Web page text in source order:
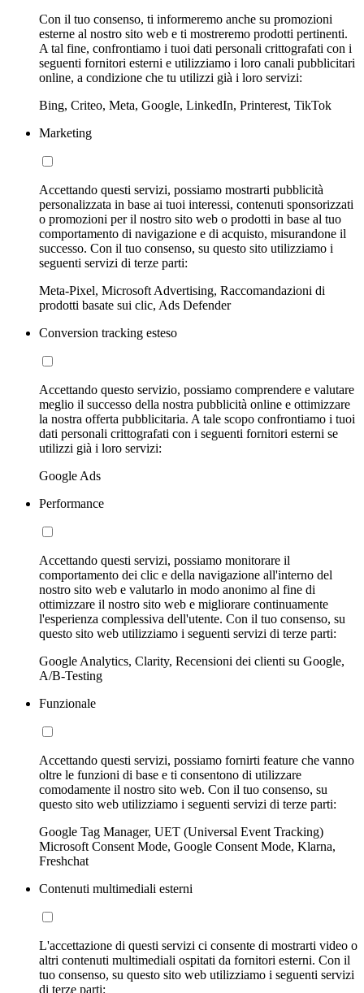
Con il tuo consenso, ti informeremo anche su promozioni
esterne al nostro sito web e ti mostreremo prodotti pertinenti.
A tal fine, confrontiamo i tuoi dati personali crittografati con i
seguenti fornitori esterni e utilizziamo i loro canali pubblicitari
online, a condizione che tu utilizzi già i loro servizi:
Bing, Criteo, Meta, Google, LinkedIn, Printerest, TikTok
Marketing
Accettando questi servizi, possiamo mostrarti pubblicità
personalizzata in base ai tuoi interessi, contenuti sponsorizzati
o promozioni per il nostro sito web o prodotti in base al tuo
comportamento di navigazione e di acquisto, misurandone il
successo. Con il tuo consenso, su questo sito utilizziamo i
seguenti servizi di terze parti:
Meta-Pixel, Microsoft Advertising, Raccomandazioni di
prodotti basate sui clic, Ads Defender
Conversion tracking esteso
Accettando questo servizio, possiamo comprendere e valutare
meglio il successo della nostra pubblicità online e ottimizzare
la nostra offerta pubblicitaria. A tale scopo confrontiamo i tuoi
dati personali crittografati con i seguenti fornitori esterni se
utilizzi già i loro servizi:
Google Ads
Performance
Accettando questi servizi, possiamo monitorare il
comportamento dei clic e della navigazione all'interno del
nostro sito web e valutarlo in modo anonimo al fine di
ottimizzare il nostro sito web e migliorare continuamente
l'esperienza complessiva dell'utente. Con il tuo consenso, su
questo sito web utilizziamo i seguenti servizi di terze parti:
Google Analytics, Clarity, Recensioni dei clienti su Google,
A/B-Testing
Funzionale
Accettando questi servizi, possiamo fornirti feature che vanno
oltre le funzioni di base e ti consentono di utilizzare
comodamente il nostro sito web. Con il tuo consenso, su
questo sito web utilizziamo i seguenti servizi di terze parti:
Google Tag Manager, UET (Universal Event Tracking)
Microsoft Consent Mode, Google Consent Mode, Klarna,
Freshchat
Contenuti multimediali esterni
L'accettazione di questi servizi ci consente di mostrarti video o
altri contenuti multimediali ospitati da fornitori esterni. Con il
tuo consenso, su questo sito web utilizziamo i seguenti servizi
di terze parti: